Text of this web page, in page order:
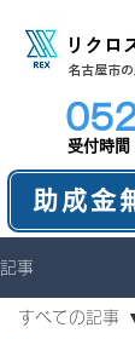
助成金
受付時
リクロ
名古屋市
記事
すべての記事